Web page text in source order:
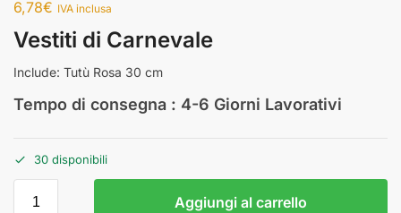
6,78€ IVA inclusa
Vestiti di Carnevale
Include: Tutù Rosa 30 cm
Tempo di consegna : 4-6 Giorni Lavorativi
30 disponibili
Aggiungi al carrello